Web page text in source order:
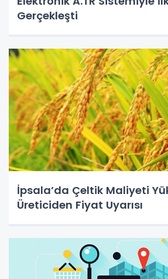
Gerçekleşti
İpsala’da Çeltik Maliyeti
Üreticiden Fiyat Uyarısı